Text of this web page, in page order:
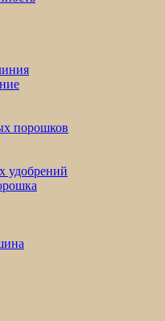
порошков
удобрений